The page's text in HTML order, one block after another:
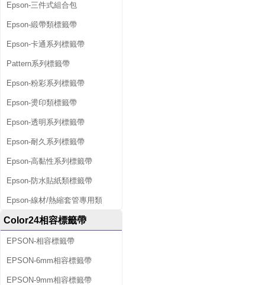
Epson-三件式組合包
Epson-緞帶類標籤帶
Epson-卡通系列標籤帶
Pattern系列標籤帶
Epson-粉彩系列標籤帶
Epson-燙印類標籤帶
Epson-透明系列標籤帶
Epson-耐久系列標籤帶
Epson-高黏性系列標籤帶
Epson-防水貼紙類標籤帶
Epson-線材/熱縮套管專用類
Color24相容標籤帶
EPSON-相容標籤帶
EPSON-6mm相容標籤帶
EPSON-9mm相容標籤帶